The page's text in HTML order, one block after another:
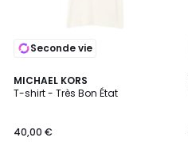
Seconde vie
MICHAEL KORS
T-shirt - Très Bon État
40,00 €